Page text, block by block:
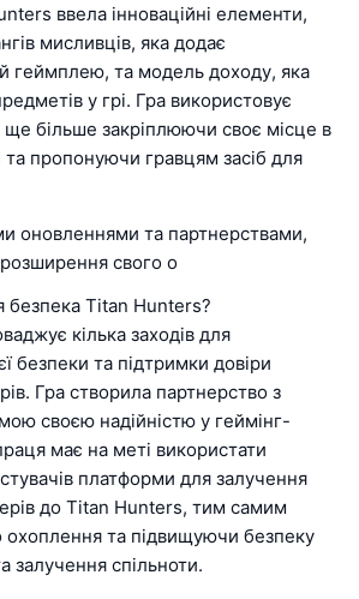
ввела інноваційні елементи,
мисливців, яка додає
геймплею, та модель доходу, яка
у грі. Гра використовує
ще більше закріплюючи своє місце в
та пропонуючи гравцям засіб для
оновленнями та партнерствами,
свого о
безпека Titan Hunters?
кілька заходів для
безпеки та підтримки довіри
Гра створила партнерство з
своєю надійністю у геймінг-
має на меті використати
платформи для залучення
до Titan Hunters, тим самим
та підвищуючи безпеку
залучення спільноти.